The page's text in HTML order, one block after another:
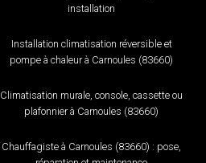
installation
Installation climatisation réversible et
pompe à chaleur à Carnoules (83660)
Climatisation murale, console, cassette ou
plafonnier à Carnoules (83660)
Chauffagiste à Carnoules (83660) : pose,